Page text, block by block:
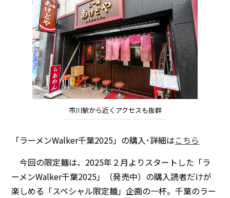
市川駅から近くアクセスも抜群
「ラーメンWalker千葉2025」の購入･詳細はこちら
今回の限定麺は、2025年２月よりスタートした「ラ
ーメンWalker千葉2025」（発売中）の購入読者だけが
楽しめる「スペシャル限定麺」企画の一杯。千葉のラー